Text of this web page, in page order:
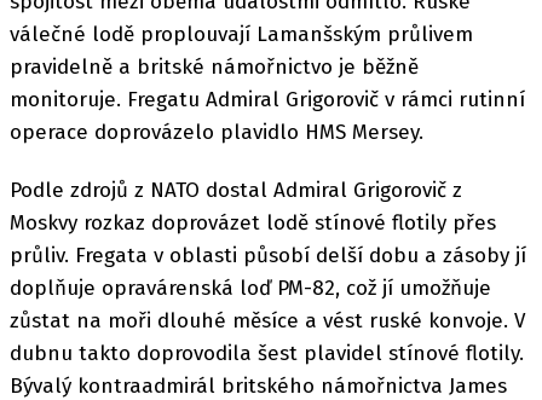
válečné lodě proplouvají Lamanšským průlivem
pravidelně a britské námořnictvo je běžně
monitoruje. Fregatu Admiral Grigorovič v rámci rutinní
operace doprovázelo plavidlo HMS Mersey.
Podle zdrojů z NATO dostal Admiral Grigorovič z
Moskvy rozkaz doprovázet lodě stínové flotily přes
průliv. Fregata v oblasti působí delší dobu a zásoby jí
doplňuje opravárenská loď PM-82, což jí umožňuje
zůstat na moři dlouhé měsíce a vést ruské konvoje. V
dubnu takto doprovodila šest plavidel stínové flotily.
Bývalý kontraadmirál britského námořnictva James